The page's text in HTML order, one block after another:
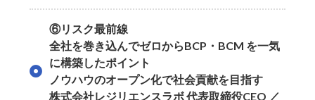
⑥リスク最前線
全社を巻き込んでゼロからBCP・BCM を一気
に構築したポイント
ノウハウのオープン化で社会貢献を目指す
株式会社レジリエンスラボ 代表取締役CEO ／